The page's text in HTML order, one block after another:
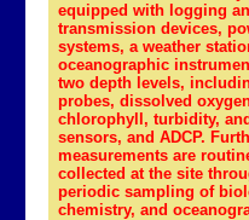
equipped with logging
transmission devices,
systems, a weather
oceanographic
two depth levels,
probes, dissolved
chlorophyll, turbidity,
sensors, and ADCP.
measurements are
collected at the site
periodic sampling of
chemistry, and